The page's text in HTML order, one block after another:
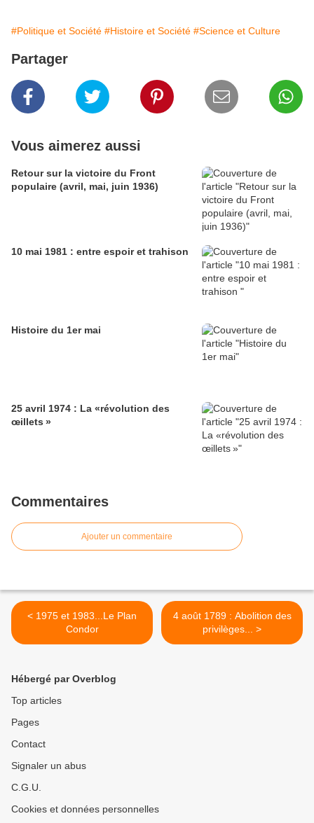
#Politique et Société #Histoire et Société #Science et Culture
Partager
Vous aimerez aussi
Retour sur la victoire du Front
populaire (avril, mai, juin 1936)
10 mai 1981 : entre espoir et trahison
Histoire du 1er mai
25 avril 1974 : La «révolution des
œillets »
Commentaires
Ajouter un commentaire
< 1975 et 1983...Le Plan
Condor
4 août 1789 : Abolition des
privilèges... >
Hébergé par Overblog
Top articles
Pages
Contact
Signaler un abus
C.G.U.
Cookies et données personnelles